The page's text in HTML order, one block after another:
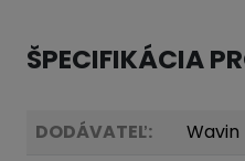
ŠPECIFIKÁCIA
DODÁVATEĽ:
Wavin